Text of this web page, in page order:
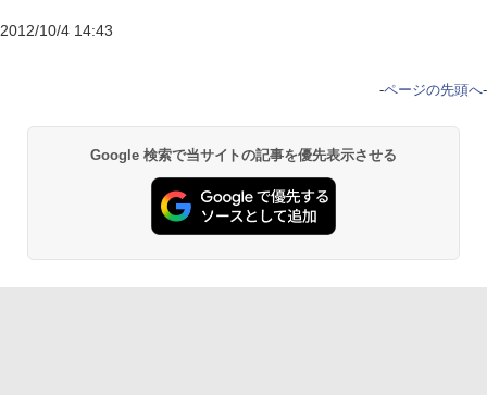
2012/10/4 14:43
-ページの先頭へ-
Google 検索で当サイトの記事を優先表示させる